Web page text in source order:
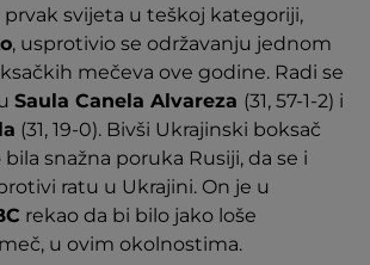
prvak svijeta u teškoj kategoriji,
, usprotivio se održavanju jednom
mečeva ove godine. Radi se
Saula Canela Alvareza (31, 57-1-2) i
(31, 19-0). Bivši Ukrajinski boksač
snažna poruka Rusiji, da se i
ratu u Ukrajini. On je u
rekao da bi bilo jako loše
u ovim okolnostima.